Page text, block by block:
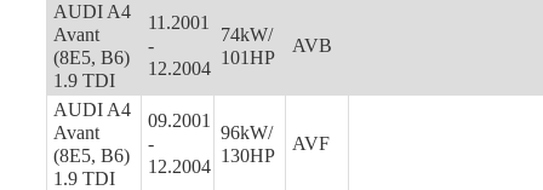
AUDI A4
Avant
(8E5, B6)
1.9 TDI
11.2001
-
12.2004
74kW/
101HP
AVB
AUDI A4
Avant
(8E5, B6)
1.9 TDI
09.2001
-
12.2004
96kW/
130HP
AVF